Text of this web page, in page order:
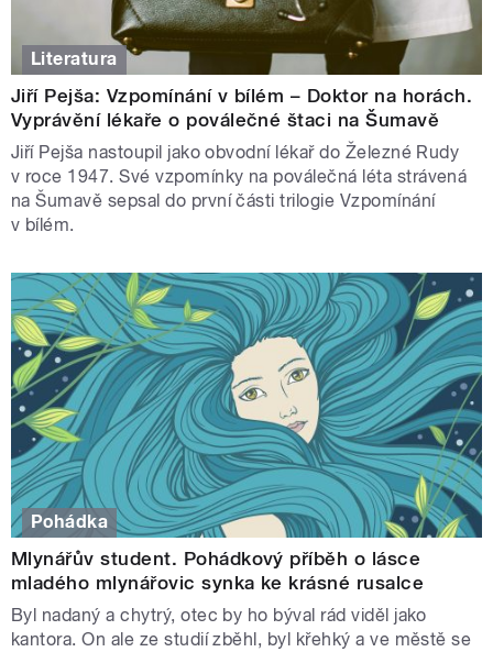
Literatura
Jiří Pejša: Vzpomínání v bílém – Doktor na horách.
Vyprávění lékaře o poválečné štaci na Šumavě
Jiří Pejša nastoupil jako obvodní lékař do Železné Rudy
v roce 1947. Své vzpomínky na poválečná léta strávená
na Šumavě sepsal do první části trilogie Vzpomínání
v bílém.
Pohádka
Mlynářův student. Pohádkový příběh o lásce
mladého mlynářovic synka ke krásné rusalce
Byl nadaný a chytrý, otec by ho býval rád viděl jako
kantora. On ale ze studií zběhl, byl křehký a ve městě se